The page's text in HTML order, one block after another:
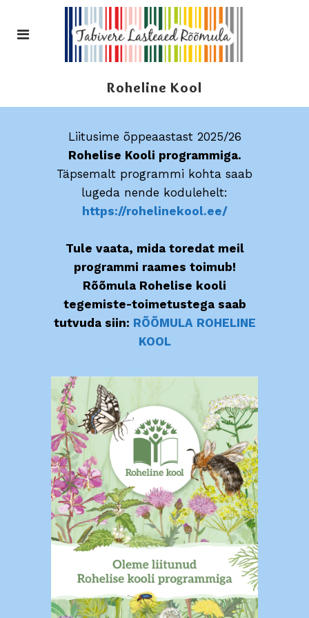
Roheline Kool
Liitusime õppeaastast 2025/26
Rohelise Kooli programmiga.
Täpsemalt programmi kohta saab
lugeda nende kodulehelt:
https://rohelinekool.ee/
Tule vaata, mida toredat meil
programmi raames toimub!
Rõõmula Rohelise kooli
tegemiste-toimetustega saab
tutvuda siin: RÕÕMULA ROHELINE
KOOL